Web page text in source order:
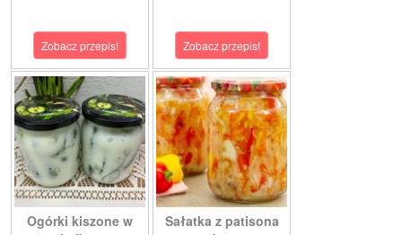
Zobacz przepis! Zobacz przepis!
Ogórki kiszone w
Sałatka z patisona